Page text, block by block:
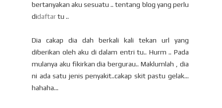
bertanyakan aku sesuatu .. tentang blog yang perlu
didaftartu ..
Dia cakap dia dah berkali kali tekan url yang
diberikan oleh aku di dalam entri tu.. Hurm .. Pada
mulanya aku fikirkan dia bergurau.. Maklumlah , dia
ni ada satu jenis penyakit..cakap skit pastu gelak...
hahaha...